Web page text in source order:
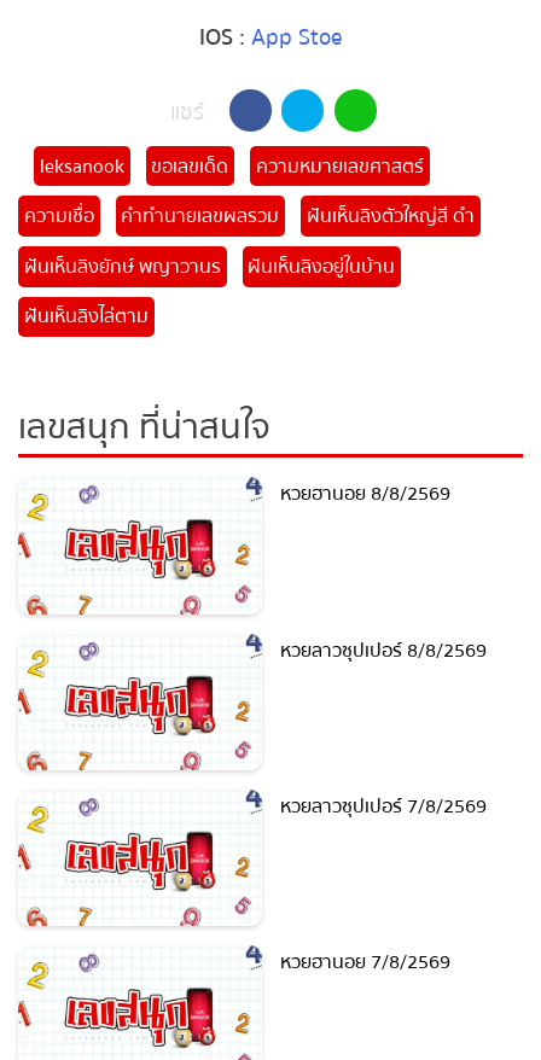
IOS:App Stoe
แชร์
leksanook ขอเลขเด็ด
ความหมายเลขศาสตร์
ความเชื่อ
คำทำนายเลขผลรวม
ฝันเห็นลิงตัวใหญ่สี ดํา
ฝันเห็นลิงยักษ์ พญาวานร
ฝันเห็นลิงอยู่ในบ้าน
ฝันเห็นลิงไล่ตาม
เลขสนุก ที่น่าสนใจ
หวยฮานอย 8/8/2569
หวยลาวซุปเปอร์ 8/8/2569
หวยลาวซุปเปอร์ 7/8/2569
หวยฮานอย 7/8/2569